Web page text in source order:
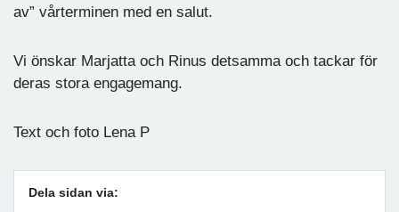
av” vårterminen med en salut.
Vi önskar Marjatta och Rinus detsamma och tackar för
deras stora engagemang.
Text och foto Lena P
Dela sidan via: